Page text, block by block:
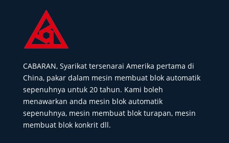
CABARAN, Syarikat tersenarai Amerika pertama di
China, pakar dalam mesin membuat blok automatik
sepenuhnya untuk 20 tahun. Kami boleh
menawarkan anda mesin blok automatik
sepenuhnya, mesin membuat blok turapan, mesin
membuat blok konkrit dll.